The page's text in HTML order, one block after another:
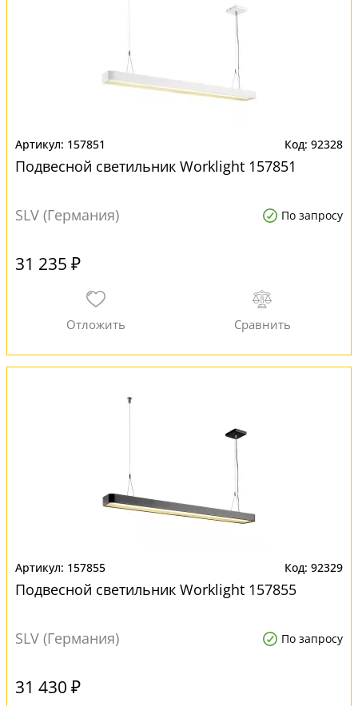
157851 92328
Подвесной светильник Worklight 157851
SLV (Германия) По запросу
31 235 ₽
157855 92329
Подвесной светильник Worklight 157855
SLV (Германия) По запросу
31 430 ₽